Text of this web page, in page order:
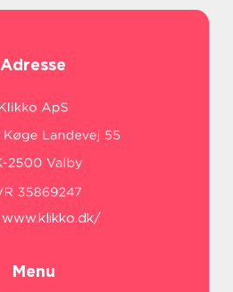
Adresse
www.klikko.dk/
Menu